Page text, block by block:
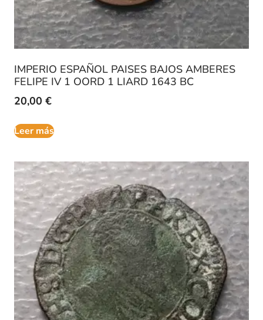
IMPERIO ESPAÑOL PAISES BAJOS AMBERES
FELIPE IV 1 OORD 1 LIARD 1643 BC
20,00 €
Leer más